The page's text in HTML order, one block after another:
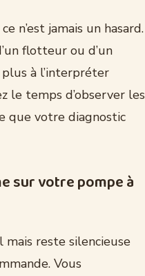
n’est jamais un hasard.
flotteur ou d’un
à l’interpréter
le temps d’observer les
que votre diagnostic
sur votre pompe à
reste silencieuse
Vous